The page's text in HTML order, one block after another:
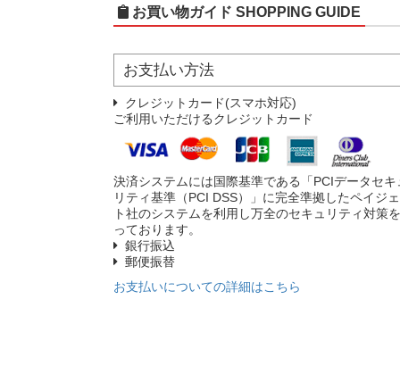
お買い物ガイド SHOPPING GUIDE
お支払い方法
クレジットカード(スマホ対応)
ご利用いただけるクレジットカード
決済システムには国際基準である「PCIデータセキ
リティ基準（PCI DSS）」に完全準拠したペイジ
ト社のシステムを利用し万全のセキュリティ対策
っております。
銀行振込
郵便振替
お支払いについての詳細はこちら